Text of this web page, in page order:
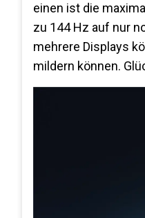
einen ist die
zu 144 Hz auf nur
mehrere Displays
mildern können.